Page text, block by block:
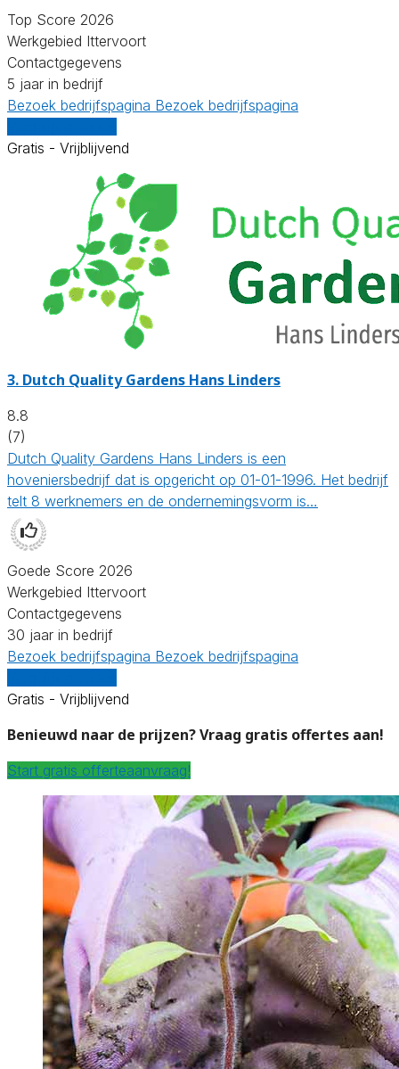
Top Score 2026
Werkgebied Ittervoort
Contactgegevens
5 jaar in bedrijf
Bezoek bedrijfspagina Bezoek bedrijfspagina
Gratis - Vrijblijvend
3. Dutch Quality Gardens Hans Linders
8.8
(7)
Dutch Quality Gardens Hans Linders is een
hoveniersbedrijf dat is opgericht op 01-01-1996. Het bedrijf
telt 8 werknemers en de ondernemingsvorm is…
Goede Score 2026
Werkgebied Ittervoort
Contactgegevens
30 jaar in bedrijf
Bezoek bedrijfspagina Bezoek bedrijfspagina
Gratis - Vrijblijvend
Benieuwd naar de prijzen? Vraag gratis offertes aan!
Start gratis offerteaanvraag!